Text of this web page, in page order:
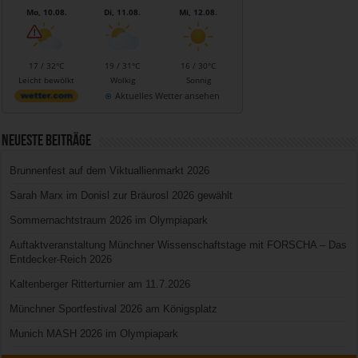
Mo, 10.08.
17 / 32°C
Leicht bewölkt
Di, 11.08.
19 / 31°C
Wolkig
Mi, 12.08.
16 / 30°C
Sonnig
Aktuelles Wetter ansehen
Neueste Beiträge
Brunnenfest auf dem Viktuallienmarkt 2026
Sarah Marx im Donisl zur Bräurosl 2026 gewählt
Sommernachtstraum 2026 im Olympiapark
Auftaktveranstaltung Münchner Wissenschaftstage mit FORSCHA – Das
Entdecker-Reich 2026
Kaltenberger Ritterturnier am 11.7.2026
Münchner Sportfestival 2026 am Königsplatz
Munich MASH 2026 im Olympiapark